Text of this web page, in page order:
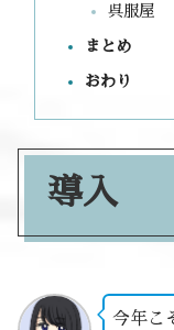
呉服屋
まとめ
おわり
導入
今年こ